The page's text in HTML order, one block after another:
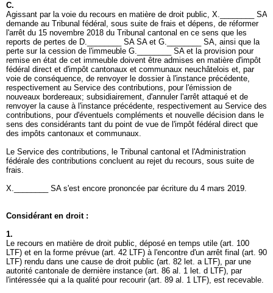
C.
Agissant par la voie du recours en matière de droit public, X.________ SA
demande au Tribunal fédéral, sous suite de frais et dépens, de réformer
l'arrêt du 15 novembre 2018 du Tribunal cantonal en ce sens que les
reports de pertes de D.________ SA SA et G.________ SA, ainsi que la
perte sur la cession de l'immeuble G.________ SA et la provision pour
remise en état de cet immeuble doivent être admises en matière d'impôt
fédéral direct et d'impôt cantonaux et communaux neuchâtelois et, par
voie de conséquence, de renvoyer le dossier à l'instance précédente,
respectivement au Service des contributions, pour l'émission de
nouveaux bordereaux; subsidiairement, d'annuler l'arrêt attaqué et de
renvoyer la cause à l'instance précédente, respectivement au Service des
contributions, pour d'éventuels compléments et nouvelle décision dans le
sens des considérants tant du point de vue de l'impôt fédéral direct que
des impôts cantonaux et communaux.
Le Service des contributions, le Tribunal cantonal et l'Administration
fédérale des contributions concluent au rejet du recours, sous suite de
frais.
X.________ SA s'est encore prononcée par écriture du 4 mars 2019.
Considérant en droit :
1.
Le recours en matière de droit public, déposé en temps utile (art. 100
LTF) et en la forme prévue (art. 42 LTF) à l'encontre d'un arrêt final (art. 90
LTF) rendu dans une cause de droit public (art. 82 let. a LTF), par une
autorité cantonale de dernière instance (art. 86 al. 1 let. d LTF), par
l'intéressée qui a la qualité pour recourir (art. 89 al. 1 LTF), est recevable.